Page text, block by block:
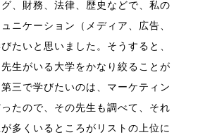
、財務、法律、歴史などで、私の
ニケーション（メディア、広告、
たいと思いました。そうすると、
生がいる大学をかなり絞ることが
三で学びたいのは、マーケティン
たので、その先生も調べて、それ
多くいるところがリストの上位に